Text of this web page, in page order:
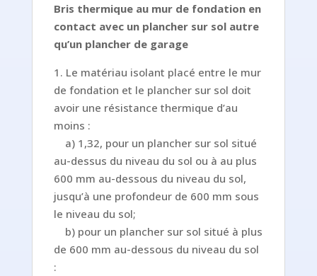
Bris thermique au mur de fondation en
contact avec un plancher sur sol autre
qu’un plancher de garage
1. Le matériau isolant placé entre le mur
de fondation et le plancher sur sol doit
avoir une résistance thermique d’au
moins :
a) 1,32, pour un plancher sur sol situé
au-dessus du niveau du sol ou à au plus
600 mm au-dessous du niveau du sol,
jusqu’à une profondeur de 600 mm sous
le niveau du sol;
b) pour un plancher sur sol situé à plus
de 600 mm au-dessous du niveau du sol
: